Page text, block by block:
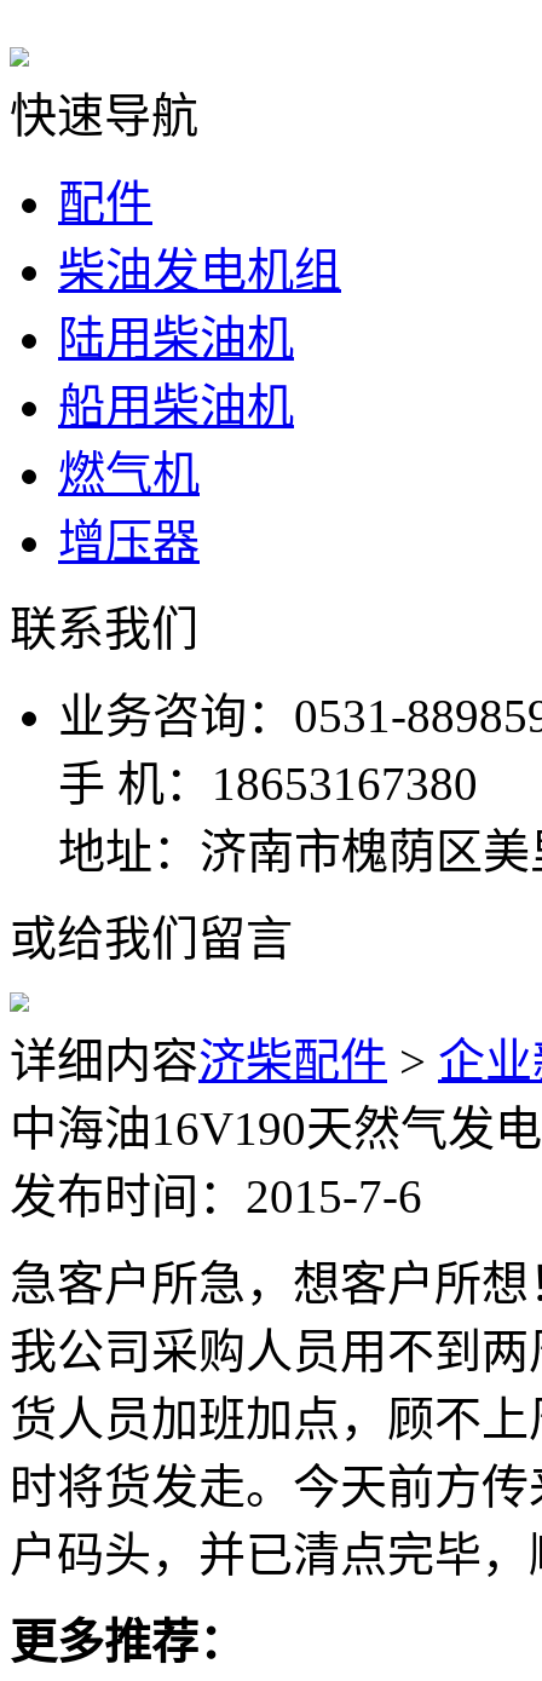
快速导航
配件
柴油发电机组
陆用柴油机
船用柴油机
燃气机
增压器
联系我们
业务咨询：0531-
手 机：18653167380
地址：济南市槐荫区
或给我们留言
详细内容济柴配件 > 企
中海油16V190天然气发
发布时间：2015-7-6
急客户所急，想客户所
我公司采购人员用不到
货人员加班加点，顾不
时将货发走。今天前方
户码头，并已清点完毕
更多推荐：